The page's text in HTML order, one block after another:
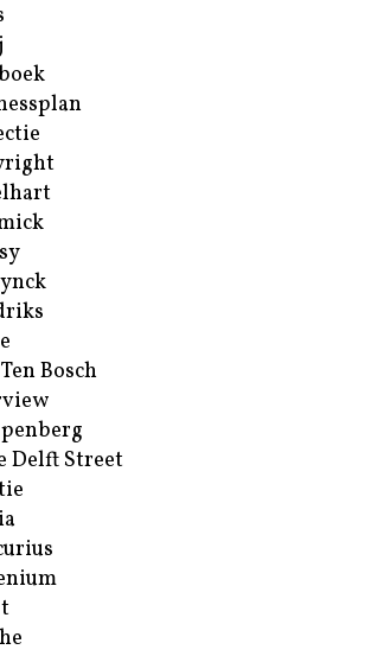
Bosch
Delft Street